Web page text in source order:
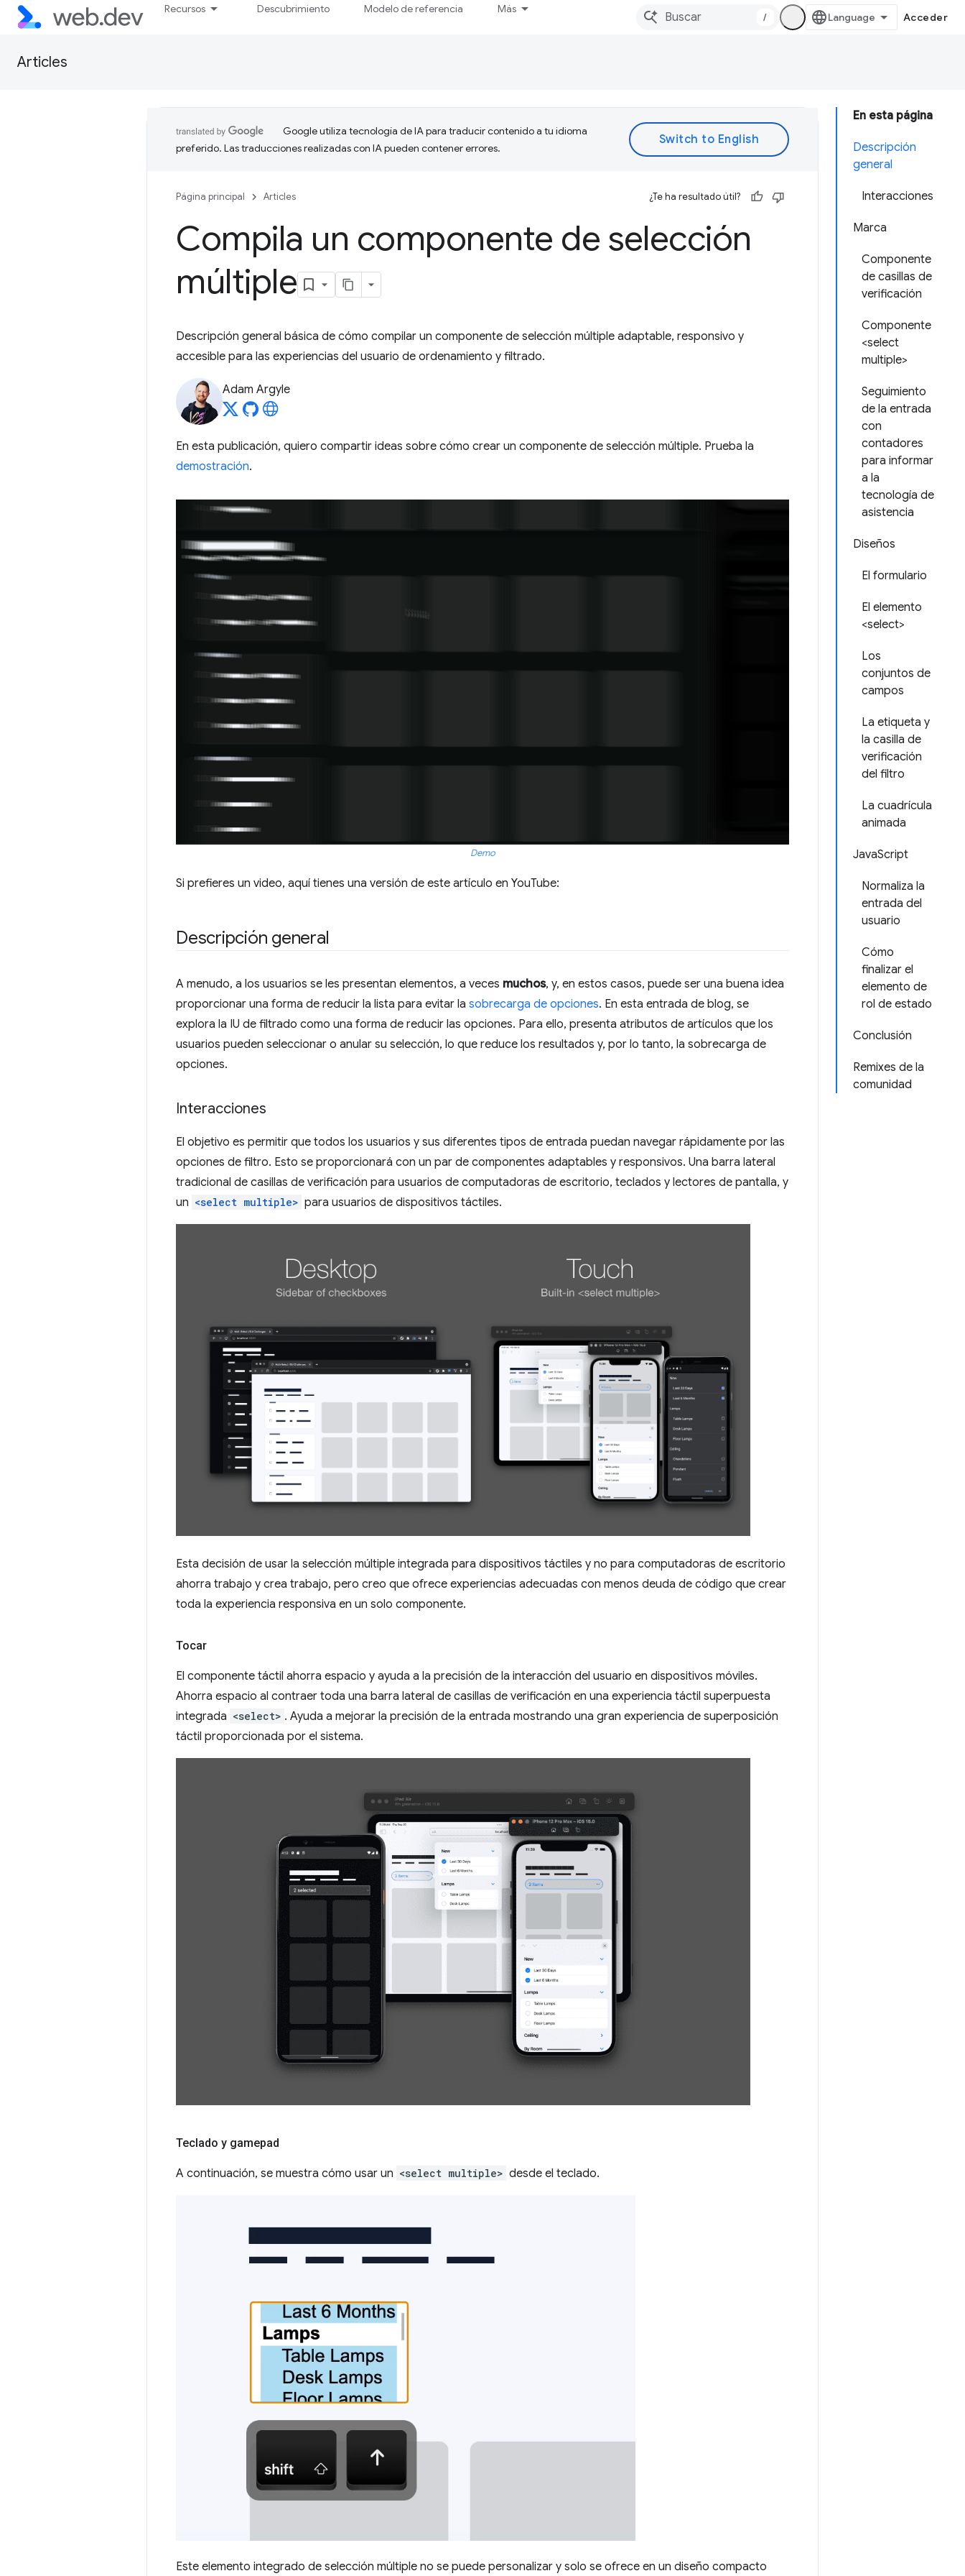
Recursos Descubrimiento Modelo de referencia Más
/ Acceder
Articles
En esta página
Descripción
general
Interacciones
Marca
Componente
de casillas de
verificación
Componente
<select
multiple>
Seguimiento
de la entrada
con
contadores
para informar
a la
tecnología de
asistencia
Diseños
El formulario
El elemento
<select>
Los
conjuntos de
campos
La etiqueta y
la casilla de
verificación
del filtro
La cuadrícula
animada
JavaScript
Normaliza la
entrada del
usuario
Cómo
finalizar el
elemento de
rol de estado
Conclusión
Remixes de la
comunidad
Google utiliza tecnología de IA para traducir contenido a tu idioma
preferido. Las traducciones realizadas con IA pueden contener errores.
Página principal Articles ¿Te ha resultado útil?
Compila un componente de selección
múltiple
Descripción general básica de cómo compilar un componente de selección múltiple adaptable, responsivo y
accesible para las experiencias del usuario de ordenamiento y filtrado.
Adam Argyle
En esta publicación, quiero compartir ideas sobre cómo crear un componente de selección múltiple. Prueba la
demostración.
Demo
Si prefieres un video, aquí tienes una versión de este artículo en YouTube:
Descripción general
A menudo, a los usuarios se les presentan elementos, a veces muchos, y, en estos casos, puede ser una buena idea
proporcionar una forma de reducir la lista para evitar la sobrecarga de opciones. En esta entrada de blog, se
explora la IU de filtrado como una forma de reducir las opciones. Para ello, presenta atributos de artículos que los
usuarios pueden seleccionar o anular su selección, lo que reduce los resultados y, por lo tanto, la sobrecarga de
opciones.
Interacciones
El objetivo es permitir que todos los usuarios y sus diferentes tipos de entrada puedan navegar rápidamente por las
opciones de filtro. Esto se proporcionará con un par de componentes adaptables y responsivos. Una barra lateral
tradicional de casillas de verificación para usuarios de computadoras de escritorio, teclados y lectores de pantalla, y
un <select multiple> para usuarios de dispositivos táctiles.
Esta decisión de usar la selección múltiple integrada para dispositivos táctiles y no para computadoras de escritorio
ahorra trabajo y crea trabajo, pero creo que ofrece experiencias adecuadas con menos deuda de código que crear
toda la experiencia responsiva en un solo componente.
Tocar
El componente táctil ahorra espacio y ayuda a la precisión de la interacción del usuario en dispositivos móviles.
Ahorra espacio al contraer toda una barra lateral de casillas de verificación en una experiencia táctil superpuesta
integrada <select> . Ayuda a mejorar la precisión de la entrada mostrando una gran experiencia de superposición
táctil proporcionada por el sistema.
Teclado y gamepad
A continuación, se muestra cómo usar un <select multiple> desde el teclado.
Este elemento integrado de selección múltiple no se puede personalizar y solo se ofrece en un diseño compacto